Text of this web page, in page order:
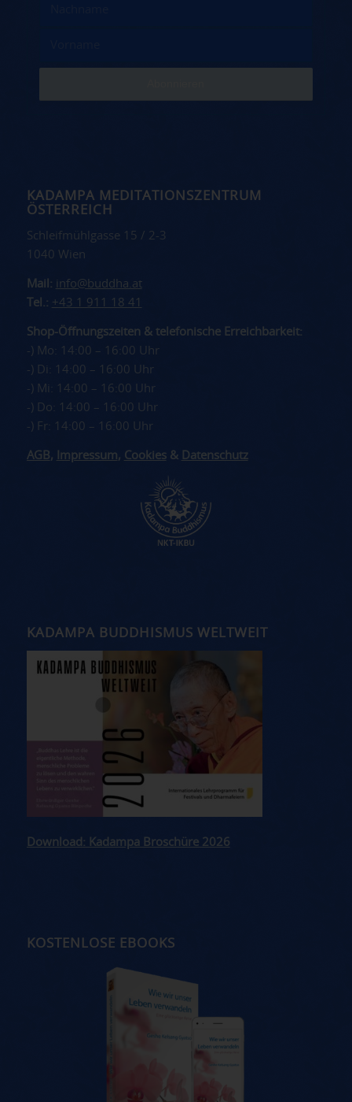
KADAMPA MEDITATIONSZENTRUM
ÖSTERREICH
Schleifmühlgasse 15 / 2-3
1040 Wien
Mail: info@buddha.at
Tel.: +43 1 911 18 41
Shop-Öffnungszeiten & telefonische Erreichbarkeit:
-) Mo: 14:00 – 16:00 Uhr
-) Di: 14:00 – 16:00 Uhr
-) Mi: 14:00 – 16:00 Uhr
-) Do: 14:00 – 16:00 Uhr
-) Fr: 14:00 – 16:00 Uhr
AGB , Impressum, Cookies& Datenschutz
KADAMPA BUDDHISMUS WELTWEIT
Download: Kadampa Broschüre 2026
KOSTENLOSE EBOOKS